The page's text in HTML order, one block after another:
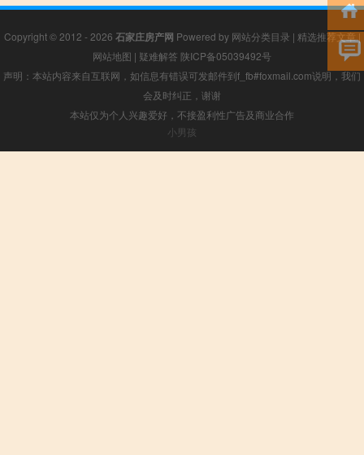
Copyright © 2012 - 2026 石家庄房产网 Powered by 网站分类目录 | 精选推荐文章|
网站地图 | 疑难解答 陕ICP备05039492号
声明：本站内容来自互联网，如信息有错误可发邮件到f_fb#foxmail.com说明，我们
会及时纠正，谢谢
本站仅为个人兴趣爱好，不接盈利性广告及商业合作
小男孩